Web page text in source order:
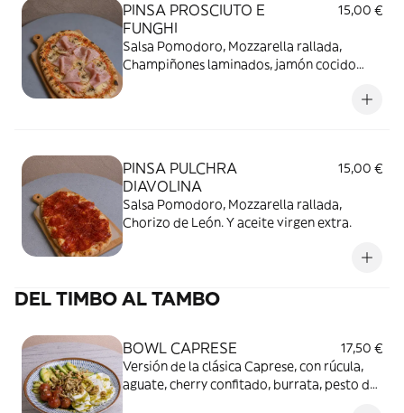
PINSA PROSCIUTO E
FUNGHI
15,00 €
Salsa Pomodoro, Mozzarella rallada,
Champiñones laminados, jamón cocido
PINSA PULCHRA
DIAVOLINA
15,00 €
Salsa Pomodoro, Mozzarella rallada,
Chorizo de León. Y aceite virgen extra.
DEL TIMBO AL TAMBO
BOWL CAPRESE
17,50 €
Versión de la clásica Caprese, con rúcula,
aguate, cherry confitado, burrata, pesto de